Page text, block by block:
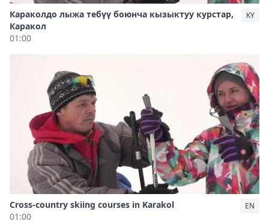
Караколдо лыжа тебүү боюнча кызыктуу курстар,
Каракол
01:00
KY
Cross-country skiing courses in Karakol
01:00
EN